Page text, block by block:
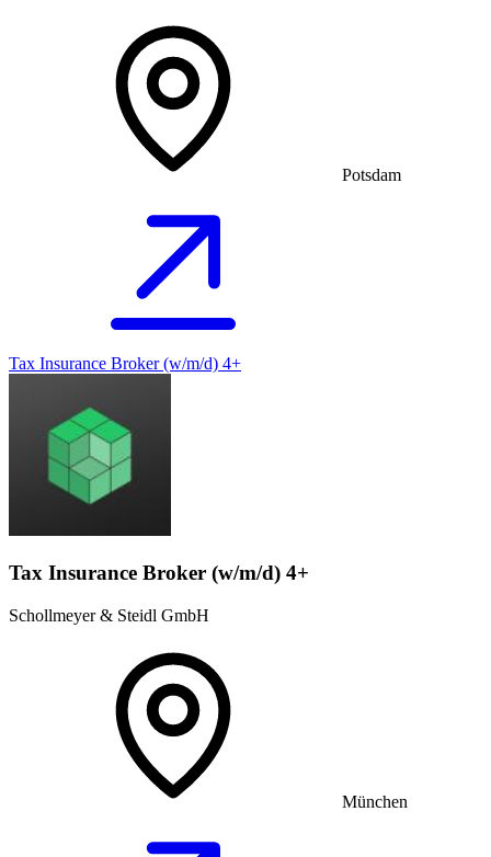
Potsdam
Tax Insurance Broker (w/m/d) 4+
Tax Insurance Broker (w/m/d) 4+
Schollmeyer & Steidl GmbH
München